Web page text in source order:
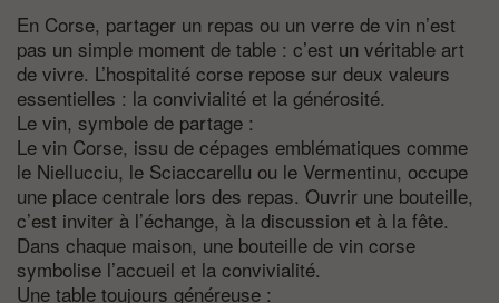
En Corse, partager un repas ou un verre de vin n’est
pas un simple moment de table : c’est un véritable art
de vivre. L’hospitalité corse repose sur deux valeurs
essentielles : la convivialité et la générosité.
Le vin, symbole de partage :
Le vin Corse, issu de cépages emblématiques comme
le Niellucciu, le Sciaccarellu ou le Vermentinu, occupe
une place centrale lors des repas. Ouvrir une bouteille,
c’est inviter à l’échange, à la discussion et à la fête.
Dans chaque maison, une bouteille de vin corse
symbolise l’accueil et la convivialité.
Une table toujours généreuse :